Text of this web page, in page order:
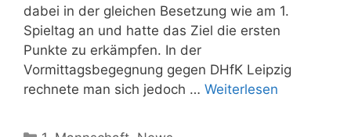
dabei in der gleichen Besetzung wie am 1.
Spieltag an und hatte das Ziel die ersten
Punkte zu erkämpfen. In der
Vormittagsbegegnung gegen DHfK Leipzig
rechnete man sich jedoch … Weiterlesen